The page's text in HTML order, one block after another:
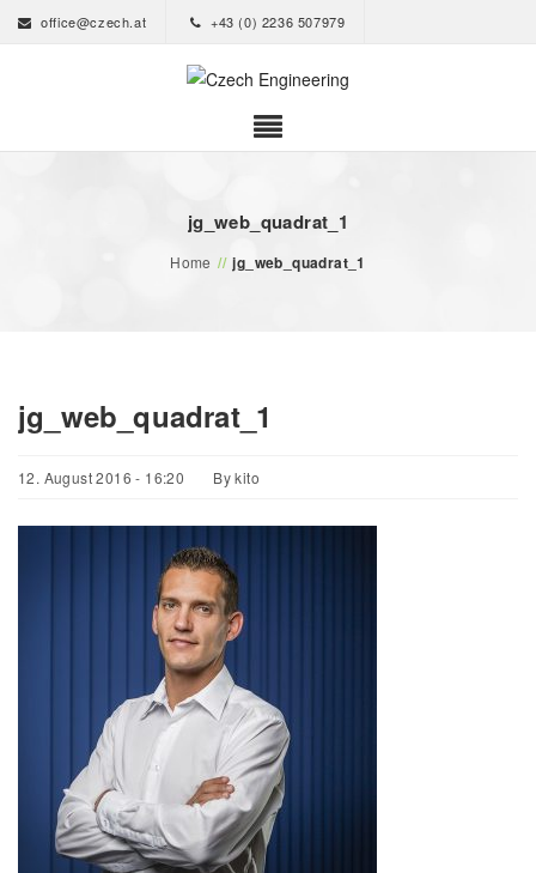
office@czech.at +43 (0) 2236 507979
jg_web_quadrat_1
Home // jg_web_quadrat_1
jg_web_quadrat_1
12. August 2016 - 16:20 Bykito